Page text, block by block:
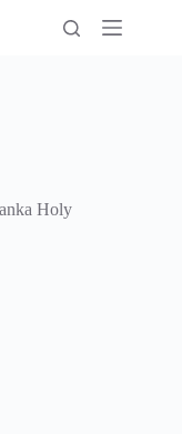
Holy